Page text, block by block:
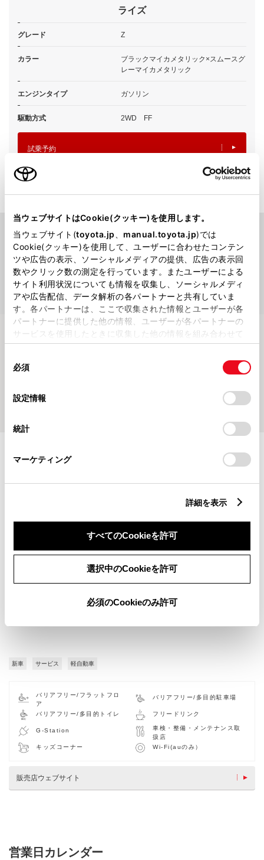
当ウェブサイトはCookie(クッキー)を使用します。
当ウェブサイト(toyota.jp manual.toyota.jp)では
Cookie(クッキー)を使用して、ユーザーに合わせたコンテン
ツや広告の表示、ソーシャルメディアの提供、広告の表示回
数やクリック数の測定を行っています。またユーザーによる
サイト利用状況についても情報を収集し、ソーシャルメディ
アや広告配信、データ解析の各パートナーと共有していま
す。各パートナーは、ここで収集された情報とユーザーが各
パートナーに提供した他の情報、ユーザーが各パートナーの
サービスを使用したときに収集した他の情報を組み合わせて
使用することがあります。当ウェブサイトの使用を続行する
デバイスにすべてのCookie(クッキー)が保存されることに同
意したことになります。Cookie(クッキー)のオプトアウト、
設定の変更、同意を撤回したりするにあたっては、当社の
「Cookie（クッキー）情報の取り扱いについて
」をご覧くだ
必須
設定情報
統計
マーケティング
詳細を表示
すべてのCookieを許可
選択中のCookieを許可
必須のCookieのみ許可
ライズ
グレード Z
カラー
ブラックマイカメタリック×スムースグ
レーマイカメタリック
エンジンタイプ ガソリン
駆動方式 2WD FF
試乗予約
PICK UP
新車 サービス 軽自動車
バリアフリー/フラットフロ
ア
バリアフリー/多目的駐車場
バリアフリー/多目的トイレ フリードリンク
G-Station
車検・整備・メンテナンス取
扱店
キッズコーナー
Wi-Fi(auのみ）
販売店ウェブサイト
営業日カレンダー